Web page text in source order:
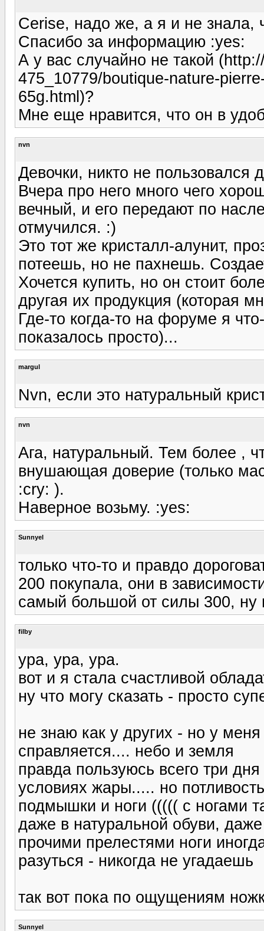
Cerise, надо же, а я и не знала,
Спасибо за информацию :yes:
А у вас случайно не такой
475_10779/boutique-nature-
65g.html)?
Мне еще нравится, что он в
nvn
Девочки, никто не пользовался
Вчера про него много чего
вечный, и его передают по
отмучился. :)
Это тот же кристалл-алунит,
потеешь, но не пахнешь.
Хочется купить, но он стоит
другая их продукция (которая
Где-то когда-то на форуме я
показалось просто)...
margul
Nvn, если это натуральный
nvn
Ага, натуральный. Тем более ,
внушающая доверие (только
:cry: ).
Наверное возьму. :yes:
Sunnyel
только что-то и правдо
200 покупала, они в
самый большой от силы 300, ну
filby
ура, ура, ура.
вот и я стала счастливой
ну что могу сказать - просто
не знаю как у других - но у
справляется.... небо и земля
правда пользуюсь всего три
условиях жары..... но
подмышки и ноги ((((( с ногами
даже в натуральной обуви,
прочими прелестями ноги
разуться - никогда не угадаешь
так вот пока по ощущениям
Sunnyel